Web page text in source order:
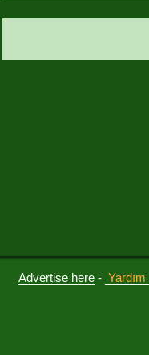
Advertise here - Yardım